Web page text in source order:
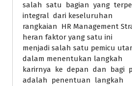
salah satu bagian yang
integral dari keseluruhan
rangkaian HR Management
heran faktor yang satu ini
menjadi salah satu pemicu
dalam menentukan langkah
karirnya ke depan dan bagi
adalah penentuan langkah